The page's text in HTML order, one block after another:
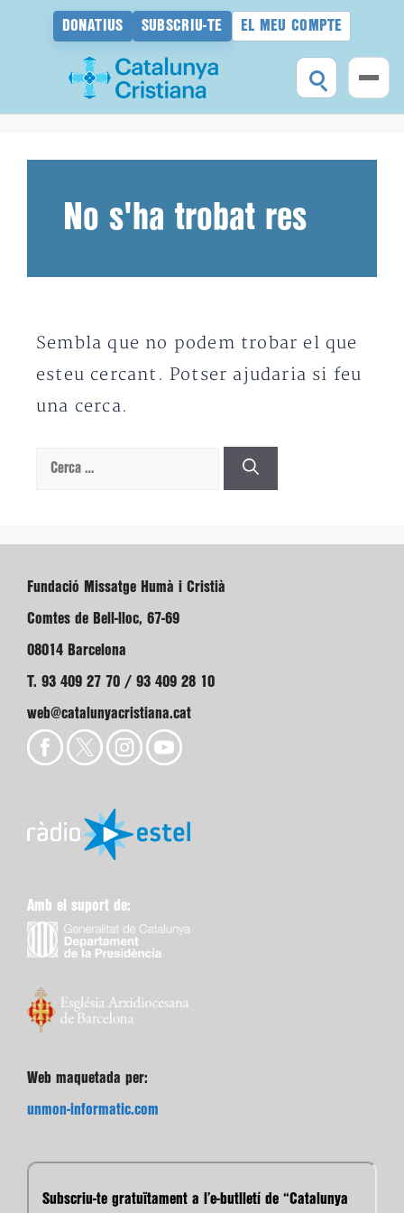
DONATIUS SUBSCRIU-TE EL MEU COMPTE
No s'ha trobat res
Sembla que no podem trobar el que
esteu cercant. Potser ajudaria si feu
una cerca.
Cerca:
Fundació Missatge Humà i Cristià
Comtes de Bell-lloc, 67-69
08014 Barcelona
T. 93 409 27 70 / 93 409 28 10
web@catalunyacristiana.cat
Amb el suport de:
Web maquetada per:
unmon-informatic.com
Subscriu-te gratuïtament a l’e-butlletí de “Catalunya